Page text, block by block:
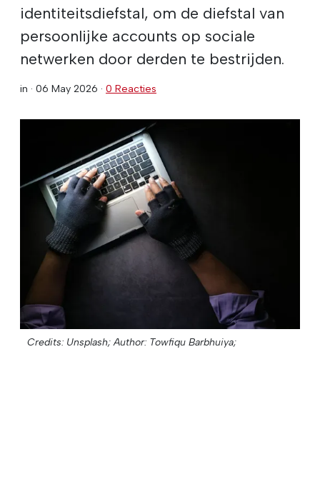
identiteitsdiefstal, om de diefstal van
persoonlijke accounts op sociale
netwerken door derden te bestrijden.
in · 06 May 2026 · 0 Reacties
Credits: Unsplash; Author: Towfiqu Barbhuiya;